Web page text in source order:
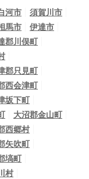
河市
須賀川市
馬市
伊達市
郡川俣町
郡只見町
西会津町
坂下町
大沼郡金山町
西郷村
矢吹町
塙町
村